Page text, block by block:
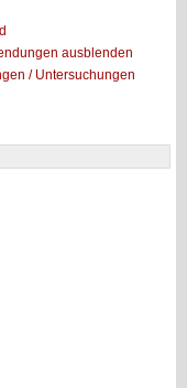
ausblenden
/ Untersuchungen